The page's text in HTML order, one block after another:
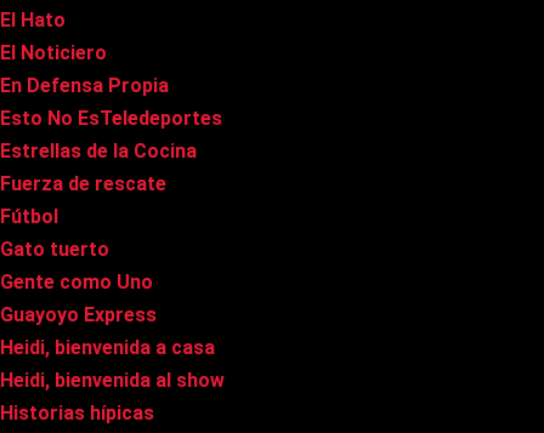
El Hato
El Noticiero
En Defensa Propia
Esto No EsTeledeportes
Estrellas de la Cocina
Fuerza de rescate
Fútbol
Gato tuerto
Gente como Uno
Guayoyo Express
Heidi, bienvenida a casa
Heidi, bienvenida al show
Historias hípicas